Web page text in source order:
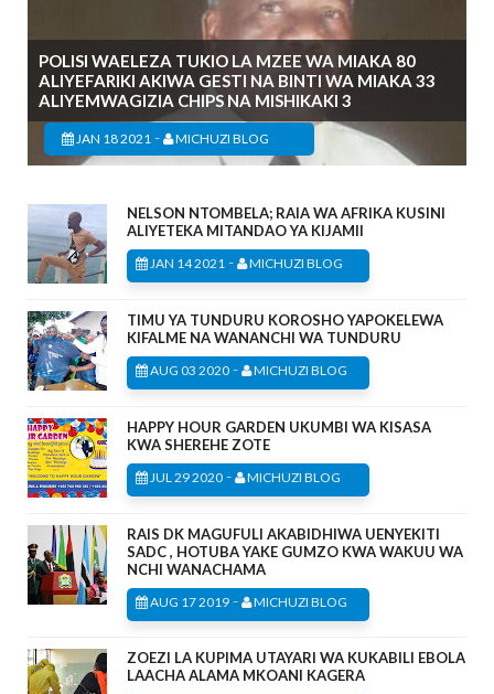
POLISI WAELEZA TUKIO LA MZEE WA MIAKA 80
ALIYEFARIKI AKIWA GESTI NA BINTI WA MIAKA 33
ALIYEMWAGIZIA CHIPS NA MISHIKAKI 3
JAN 18 2021 - MICHUZI BLOG
NELSON NTOMBELA; RAIA WA AFRIKA KUSINI
ALIYETEKA MITANDAO YA KIJAMII
JAN 14 2021 - MICHUZI BLOG
TIMU YA TUNDURU KOROSHO YAPOKELEWA
KIFALME NA WANANCHI WA TUNDURU
AUG 03 2020 - MICHUZI BLOG
HAPPY HOUR GARDEN UKUMBI WA KISASA
KWA SHEREHE ZOTE
JUL 29 2020 - MICHUZI BLOG
RAIS DK MAGUFULI AKABIDHIWA UENYEKITI
SADC , HOTUBA YAKE GUMZO KWA WAKUU WA
NCHI WANACHAMA
AUG 17 2019 - MICHUZI BLOG
ZOEZI LA KUPIMA UTAYARI WA KUKABILI EBOLA
LAACHA ALAMA MKOANI KAGERA